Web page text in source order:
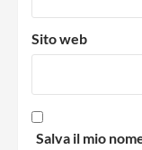
Sito web
Salva il mio